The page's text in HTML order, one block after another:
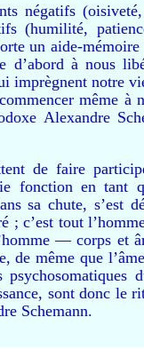
négatifs (oisiveté,
(humilité,
un aide-
d’abord à nous
imprègnent notre
même à
Alexandre
de faire
fonction en tant
sa chute, s’est
; c’est tout
— corps et
de même que
psychosomatiques
sont donc le
Schemann.